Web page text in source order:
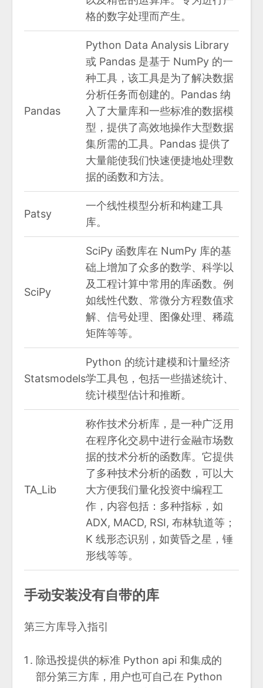
格的数字处理而产生。
Pandas
Python Data Analysis Library
或 Pandas 是基于 NumPy 的一
种工具，该工具是为了解决数据
分析任务而创建的。Pandas 纳
入了大量库和一些标准的数据模
型，提供了高效地操作大型数据
集所需的工具。Pandas 提供了
大量能使我们快速便捷地处理数
据的函数和方法。
Patsy
一个线性模型分析和构建工具
库。
SciPy
SciPy 函数库在 NumPy 库的基
础上增加了众多的数学、科学以
及工程计算中常用的库函数。例
如线性代数、常微分方程数值求
解、信号处理、图像处理、稀疏
矩阵等等。
Statsmodels
Python 的统计建模和计量经济
学工具包，包括一些描述统计、
统计模型估计和推断。
TA_Lib
称作技术分析库，是一种广泛用
在程序化交易中进行金融市场数
据的技术分析的函数库。它提供
了多种技术分析的函数，可以大
大方便我们量化投资中编程工
作，内容包括：多种指标，如
ADX, MACD, RSI, 布林轨道等；
K 线形态识别，如黄昏之星，锤
形线等等。
手动安装没有自带的库
第三方库导入指引
除迅投提供的标准 Python api 和集成的
部分第三方库，用户也可自己在 Python